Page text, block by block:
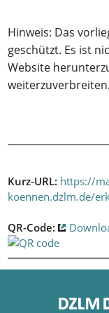
Hinweis: Das
geschützt. Es ist
Website
weiterzuverbreiten.
Kurz-URL: https://
koennen.dzlm.de/
QR-Code: